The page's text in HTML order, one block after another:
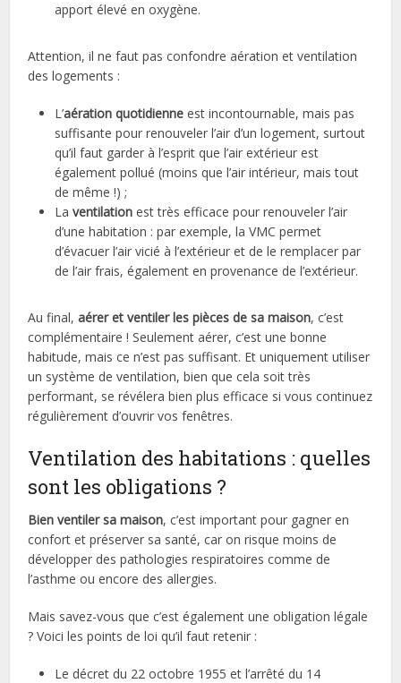
apport élevé en oxygène.
Attention, il ne faut pas confondre aération et ventilation
des logements :
L’aération quotidienne est incontournable, mais pas
suffisante pour renouveler l’air d’un logement, surtout
qu’il faut garder à l’esprit que l’air extérieur est
également pollué (moins que l’air intérieur, mais tout
de même !) ;
Laventilation est très efficace pour renouveler l’air
d’une habitation : par exemple, la VMC permet
d’évacuer l’air vicié à l’extérieur et de le remplacer par
de l’air frais, également en provenance de l’extérieur.
Au final,aérer et ventiler les pièces de sa maison, c’est
complémentaire ! Seulement aérer, c’est une bonne
habitude, mais ce n’est pas suffisant. Et uniquement utiliser
un système de ventilation, bien que cela soit très
performant, se révélera bien plus efficace si vous continuez
régulièrement d’ouvrir vos fenêtres.
Ventilation des habitations : quelles
sont les obligations ?
Bien ventiler sa maison, c’est important pour gagner en
confort et préserver sa santé, car on risque moins de
développer des pathologies respiratoires comme de
l’asthme ou encore des allergies.
Mais savez-vous que c’est également une obligation légale
? Voici les points de loi qu’il faut retenir :
Le décret du 22 octobre 1955 et l’arrêté du 14